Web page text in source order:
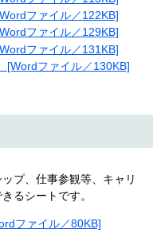
ファイル／122KB]
ファイル／129KB]
ファイル／131KB]
[Wordファイル／130KB]
プ、仕事参観等、キャリ
るシートです。
ファイル／80KB]